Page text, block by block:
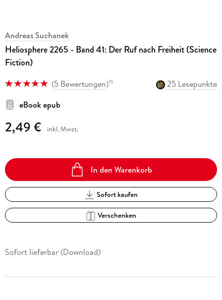
Andreas Suchanek
Heliosphere 2265 - Band 41: Der Ruf nach Freiheit (Science
Fiction)
(5 Bewertungen)15
25 Lesepunkte
eBook epub
2,49 € inkl. Mwst.
In den Warenkorb
Sofort kaufen
Verschenken
Sofort lieferbar (Download)